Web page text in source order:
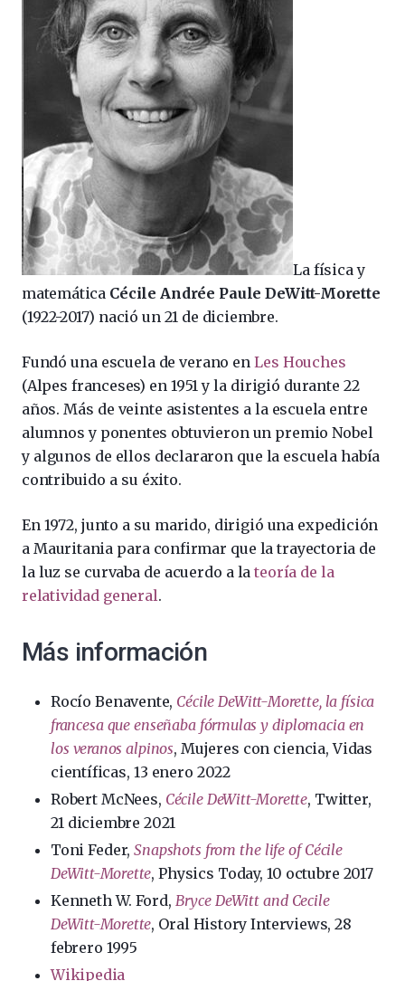
La física y
matemática Cécile Andrée Paule DeWitt-Morette
(1922-2017) nació un 21 de diciembre.
Fundó una escuela de verano enLes Houches
(Alpes franceses) en 1951 y la dirigió durante 22
años. Más de veinte asistentes a la escuela entre
alumnos y ponentes obtuvieron un premio Nobel
y algunos de ellos declararon que la escuela había
contribuido a su éxito.
En 1972, junto a su marido, dirigió una expedición
a Mauritania para confirmar que la trayectoria de
la luz se curvaba de acuerdo a lateoría de la
relatividad general.
Más información
Rocío Benavente, Cécile DeWitt-Morette, la física
francesa que enseñaba fórmulas y diplomacia en
los veranos alpinos, Mujeres con ciencia, Vidas
científicas, 13 enero 2022
Robert McNees, Cécile DeWitt-Morette, Twitter,
21 diciembre 2021
Toni Feder,Snapshots from the life of Cécile
DeWitt-Morette, Physics Today, 10 octubre 2017
Kenneth W. Ford, Bryce DeWitt and Cecile
DeWitt-Morette, Oral History Interviews, 28
febrero 1995
Wikipedia